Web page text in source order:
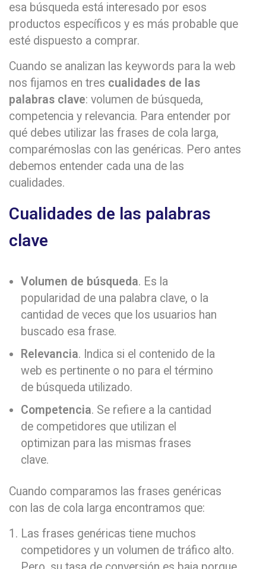
esa búsqueda está interesado por esos
productos específicos y es más probable que
esté dispuesto a comprar.
Cuando se analizan las keywords para la web
nos fijamos en tres cualidades de las
palabras clave: volumen de búsqueda,
competencia y relevancia. Para entender por
qué debes utilizar las frases de cola larga,
comparémoslas con las genéricas. Pero antes
debemos entender cada una de las
cualidades.
Cualidades de las palabras
clave
Volumen de búsqueda. Es la
popularidad de una palabra clave, o la
cantidad de veces que los usuarios han
buscado esa frase.
Relevancia. Indica si el contenido de la
web es pertinente o no para el término
de búsqueda utilizado.
Competencia. Se refiere a la cantidad
de competidores que utilizan el
optimizan para las mismas frases
clave.
Cuando comparamos las frases genéricas
con las de cola larga encontramos que:
Las frases genéricas tiene muchos
competidores y un volumen de tráfico alto.